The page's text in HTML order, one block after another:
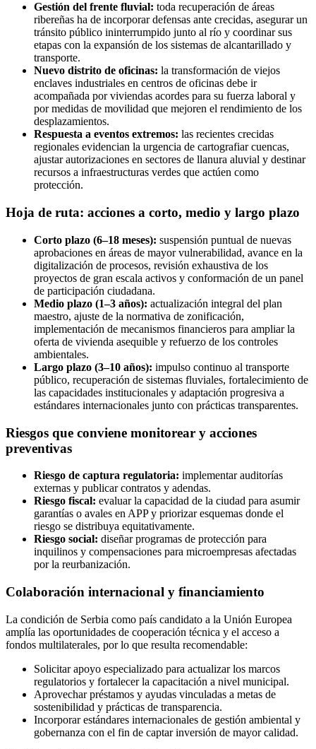
Gestión del frente fluvial: toda recuperación de áreas
ribereñas ha de incorporar defensas ante crecidas, asegurar un
tránsito público ininterrumpido junto al río y coordinar sus
etapas con la expansión de los sistemas de alcantarillado y
transporte.
Nuevo distrito de oficinas: la transformación de viejos
enclaves industriales en centros de oficinas debe ir
acompañada por viviendas acordes para su fuerza laboral y
por medidas de movilidad que mejoren el rendimiento de los
desplazamientos.
Respuesta a eventos extremos: las recientes crecidas
regionales evidencian la urgencia de cartografiar cuencas,
ajustar autorizaciones en sectores de llanura aluvial y destinar
recursos a infraestructuras verdes que actúen como
protección.
Hoja de ruta: acciones a corto, medio y largo plazo
Corto plazo (6–18 meses): suspensión puntual de nuevas
aprobaciones en áreas de mayor vulnerabilidad, avance en la
digitalización de procesos, revisión exhaustiva de los
proyectos de gran escala activos y conformación de un panel
de participación ciudadana.
Medio plazo (1–3 años): actualización integral del plan
maestro, ajuste de la normativa de zonificación,
implementación de mecanismos financieros para ampliar la
oferta de vivienda asequible y refuerzo de los controles
ambientales.
Largo plazo (3–10 años): impulso continuo al transporte
público, recuperación de sistemas fluviales, fortalecimiento de
las capacidades institucionales y adaptación progresiva a
estándares internacionales junto con prácticas transparentes.
Riesgos que conviene monitorear y acciones
preventivas
Riesgo de captura regulatoria: implementar auditorías
externas y publicar contratos y adendas.
Riesgo fiscal: evaluar la capacidad de la ciudad para asumir
garantías o avales en APP y priorizar esquemas donde el
riesgo se distribuya equitativamente.
Riesgo social: diseñar programas de protección para
inquilinos y compensaciones para microempresas afectadas
por la reurbanización.
Colaboración internacional y financiamiento
La condición de Serbia como país candidato a la Unión Europea
amplía las oportunidades de cooperación técnica y el acceso a
fondos multilaterales, por lo que resulta recomendable:
Solicitar apoyo especializado para actualizar los marcos
regulatorios y fortalecer la capacitación a nivel municipal.
Aprovechar préstamos y ayudas vinculadas a metas de
sostenibilidad y prácticas de transparencia.
Incorporar estándares internacionales de gestión ambiental y
gobernanza con el fin de captar inversión de mayor calidad.